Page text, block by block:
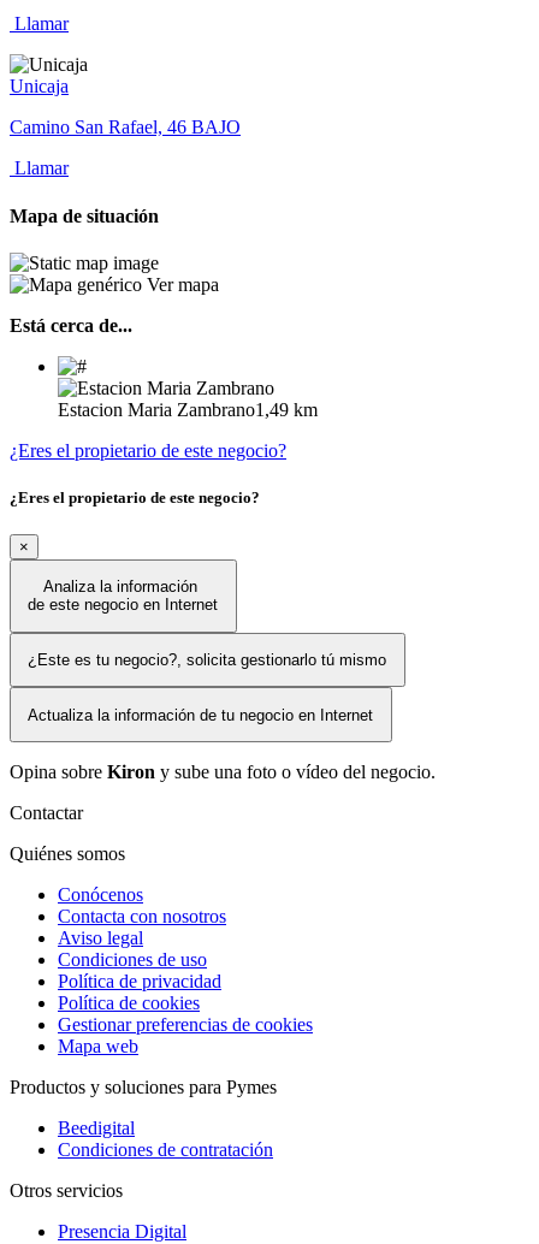
Llamar
Unicaja
Camino San Rafael, 46 BAJO
Llamar
Mapa de situación
Ver mapa
Está cerca de...
Estacion Maria Zambrano1,49 km
¿Eres el propietario de este negocio?
¿Eres el propietario de este negocio?
×
Analiza la información
de este negocio en Internet
¿Este es tu negocio?, solicita gestionarlo tú mismo
Actualiza la información de tu negocio en Internet
Opina sobre Kiron y sube una foto o vídeo del negocio.
Contactar
Quiénes somos
Conócenos
Contacta con nosotros
Aviso legal
Condiciones de uso
Política de privacidad
Política de cookies
Gestionar preferencias de cookies
Mapa web
Productos y soluciones para Pymes
Beedigital
Condiciones de contratación
Otros servicios
Presencia Digital